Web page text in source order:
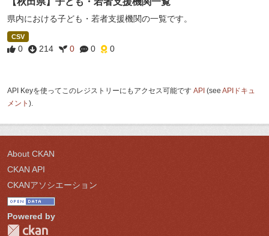
県内における子ども・若者支援機関の一覧です。
CSV
0 214 0 0 0
API Keyを使ってこのレジストリーにもアクセス可能です API (see APIドキュ
メント ).
About CKAN
CKAN API
CKANアソシエーション
Powered by